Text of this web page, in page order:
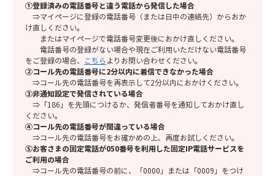
①登録済みの電話番号と違う電話から発信した場合
⇒マイページに登録の電話番号（または日中の連絡先）からおか
け直しください。
またはマイページで電話番号変更後におかけ直しください。
電話番号の登録がない場合や現在ご利用いただけない電話番号
をご登録の場合、 こちら よりお問い合わせください。
②コール先の電話番号に2分以内に着信できなかった場合
⇒コール先の電話番号を再表示して2分以内におかけください。
③非通知設定で発信されている場合
⇒「186」を先頭につけるか、発信者番号を通知しておかけ直し
ください。
④コール先の電話番号が間違っている場合
⇒コール先の電話番号をお確かめの上、再度お試しください。
⑤お客さまの固定電話が050番号を利用した固定IP電話サービスを
ご利用の場合
⇒コール先の電話番号の前に、「0000」または「0009」をつけ